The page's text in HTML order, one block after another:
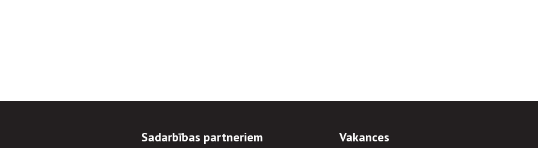
Sadarbības partneriem Vakances